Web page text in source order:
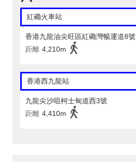
紅磡火車站
香港九龍油尖旺區紅磡灣暢運道8號
距離 4,210m
香港西九龍站
九龍尖沙咀柯士甸道西3號
距離 4,410m